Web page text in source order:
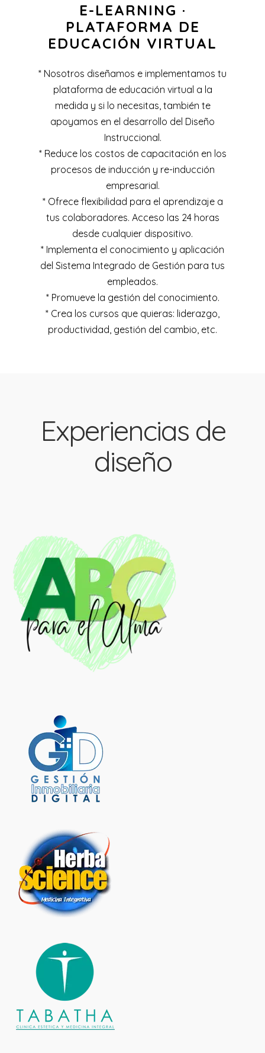
E-LEARNING ·
PLATAFORMA DE
EDUCACIÓN VIRTUAL
* Nosotros diseñamos e implementamos tu
plataforma de educación virtual a la
medida y si lo necesitas, también te
apoyamos en el desarrollo del Diseño
Instruccional.
* Reduce los costos de capacitación en los
procesos de inducción y re-inducción
empresarial.
* Ofrece flexibilidad para el aprendizaje a
tus colaboradores. Acceso las 24 horas
desde cualquier dispositivo.
* Implementa el conocimiento y aplicación
del Sistema Integrado de Gestión para tus
empleados.
* Promueve la gestión del conocimiento.
* Crea los cursos que quieras: liderazgo,
productividad, gestión del cambio, etc.
Experiencias de
diseño